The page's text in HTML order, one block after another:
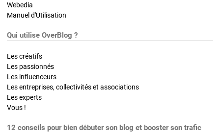
Webedia
Manuel d'Utilisation
Qui utilise OverBlog ?
Les créatifs
Les passionnés
Les influenceurs
Les entreprises, collectivités et associations
Les experts
Vous !
12 conseils pour bien débuter son blog et booster son trafic